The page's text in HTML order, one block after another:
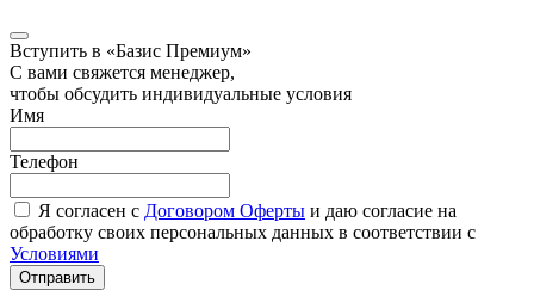
Вступить в «Базис Премиум»
С вами свяжется менеджер,
чтобы обсудить индивидуальные условия
Имя
Телефон
Я согласен с Договором Оферты и даю согласие на
обработку своих персональных данных в соответствии с
Условиями
Отправить